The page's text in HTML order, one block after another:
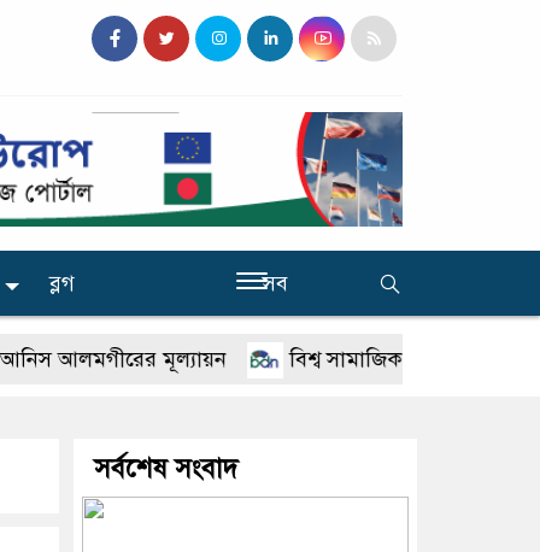
ব্লগ সব
মূল্যায়ন বিশ্ব সামাজিক ফোরামে যোগ দিবেনসাফ
সর্বশেষ সংবাদ